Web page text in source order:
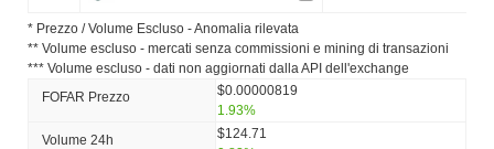
* Prezzo / Volume Escluso - Anomalia rilevata
** Volume escluso - mercati senza commissioni e mining di transazioni
*** Volume escluso - dati non aggiornati dalla API dell'exchange
FOFAR Prezzo
$0.00000819
1.93%
Volume 24h
$124.71